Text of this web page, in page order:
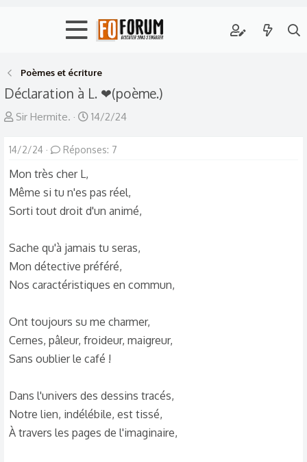
Poèmes et écriture
Déclaration à L. ❤(poème.)
A
t
e
d
l
a
d
s
c
u
s
i
n
Sir Hermite.
D
t
e
d
b
u
t
14/2/24
14/2/24 Réponses: 7
Mon très cher L,
Même si tu n'es pas réel,
Sorti tout droit d'un animé,
Sache qu'à jamais tu seras,
Mon détective préféré,
Nos caractéristiques en commun,
Ont toujours su me charmer,
Cernes, pâleur, froideur, maigreur,
Sans oublier le café !
Dans l'univers des dessins tracés,
Notre lien, indélébile, est tissé,
À travers les pages de l'imaginaire,